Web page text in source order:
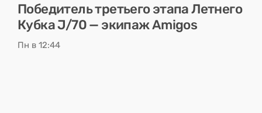
Победитель третьего этапа Летнего
Кубка J/70 — экипаж Amigos
Пн в 12:44